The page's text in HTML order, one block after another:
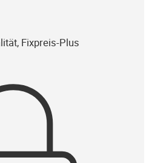
Fixpreis-Plus